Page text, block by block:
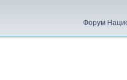
Форум